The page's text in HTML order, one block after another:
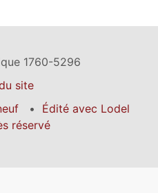
1760-5296
site
Édité avec Lodel
réservé